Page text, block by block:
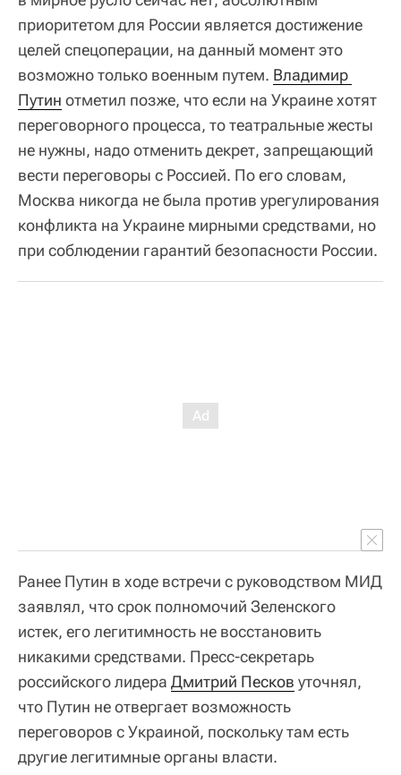
приоритетом для России является достижение
целей спецоперации, на данный момент это
возможно только военным путем. Владимир
Путин отметил позже, что если на Украине хотят
переговорного процесса, то театральные жесты
не нужны, надо отменить декрет, запрещающий
вести переговоры с Россией. По его словам,
Москва никогда не была против урегулирования
конфликта на Украине мирными средствами, но
при соблюдении гарантий безопасности России.
Ранее Путин в ходе встречи с руководством МИД
заявлял, что срок полномочий Зеленского
истек, его легитимность не восстановить
никакими средствами. Пресс-секретарь
российского лидера Дмитрий Песков уточнял,
что Путин не отвергает возможность
переговоров с Украиной, поскольку там есть
другие легитимные органы власти.